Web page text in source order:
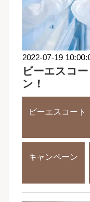
2022-07-19
ビーエスコ
ン！
ビーエスコート
キャンペーン